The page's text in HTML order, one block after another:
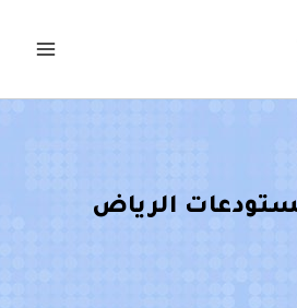
الرياض